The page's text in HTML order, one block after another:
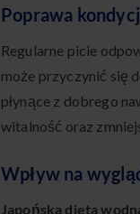
Poprawa
Regularne picie
może przyczynić się
płynące z dobrego
witalność oraz
Wpływ na
Japońska dieta